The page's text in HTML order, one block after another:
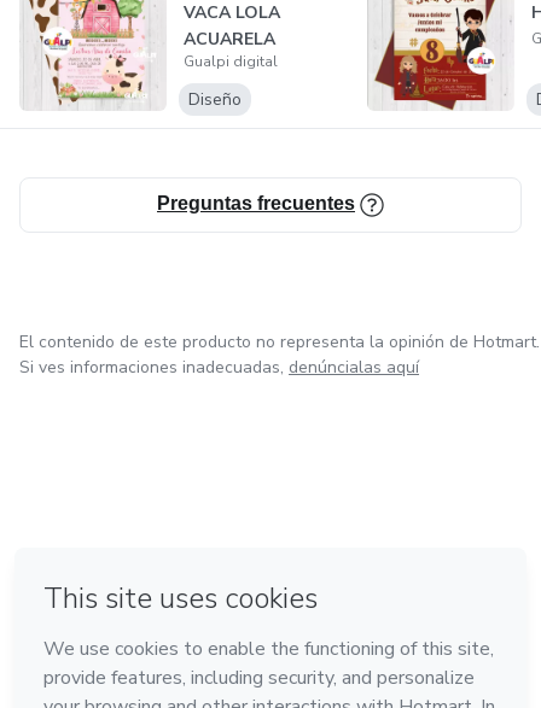
VACA LOLA
ACUARELA
Gualpi digital
Diseño
Preguntas frecuentes
El contenido de este producto no representa la opinión de Hotmart.
Si ves informaciones inadecuadas, denúncialas aquí
Hecho con❤ en Ciudad de México